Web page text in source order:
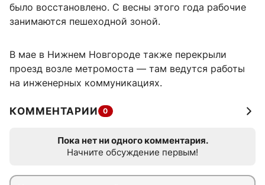
было восстановлено. С весны этого года рабочие
занимаются пешеходной зоной.
В мае в Нижнем Новгороде также перекрыли
проезд возле метромоста — там ведутся работы
на инженерных коммуникациях.
КОММЕНТАРИИ 0
Пока нет ни одного комментария.
Начните обсуждение первым!